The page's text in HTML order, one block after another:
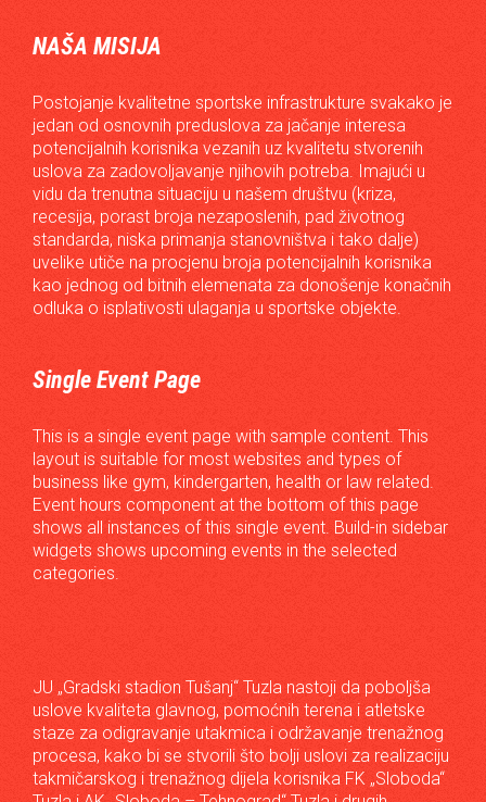
NAŠA MISIJA
Postojanje kvalitetne sportske infrastrukture svakako je
jedan od osnovnih preduslova za jačanje interesa
potencijalnih korisnika vezanih uz kvalitetu stvorenih
uslova za zadovoljavanje njihovih potreba. Imajući u
vidu da trenutna situaciju u našem društvu (kriza,
recesija, porast broja nezaposlenih, pad životnog
standarda, niska primanja stanovništva i tako dalje)
uvelike utiče na procjenu broja potencijalnih korisnika
kao jednog od bitnih elemenata za donošenje konačnih
odluka o isplativosti ulaganja u sportske objekte.
Single Event Page
This is a single event page with sample content. This
layout is suitable for most websites and types of
business like gym, kindergarten, health or law related.
Event hours component at the bottom of this page
shows all instances of this single event. Build-in sidebar
widgets shows upcoming events in the selected
categories.
JU „Gradski stadion Tušanj“ Tuzla nastoji da poboljša
uslove kvaliteta glavnog, pomoćnih terena i atletske
staze za odigravanje utakmica i održavanje trenažnog
procesa, kako bi se stvorili što bolji uslovi za realizaciju
takmičarskog i trenažnog dijela korisnika FK „Sloboda“